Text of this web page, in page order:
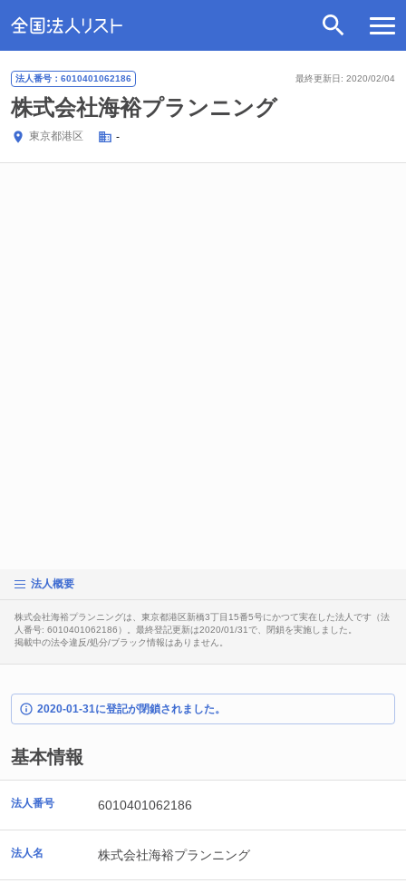
最終更新日: 2020/02/04
法人番号：6010401062186
株式会社海裕プランニング
東京都港区 -
法人概要
株式会社海裕プランニングは、東京都港区新橋3丁目15番5号にかつて実在した法人です（法
人番号: 6010401062186）。最終登記更新は2020/01/31で、閉鎖を実施しました。
掲載中の法令違反/処分/ブラック情報はありません。
2020-01-31に登記が閉鎖されました。
基本情報
法人番号 6010401062186
法人名 株式会社海裕プランニング